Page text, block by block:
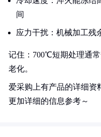
间
应力干扰：机械加工残
记住：700℃短期处理通
老化。
爱采购上有产品的详细资
更加详细的信息参考～